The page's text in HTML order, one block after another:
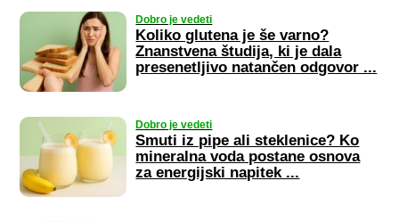
Dobro je vedeti
Koliko glutena je še varno?
Znanstvena študija, ki je dala
presenetljivo natančen odgovor ...
Dobro je vedeti
Smuti iz pipe ali steklenice? Ko
mineralna voda postane osnova
za energijski napitek ...